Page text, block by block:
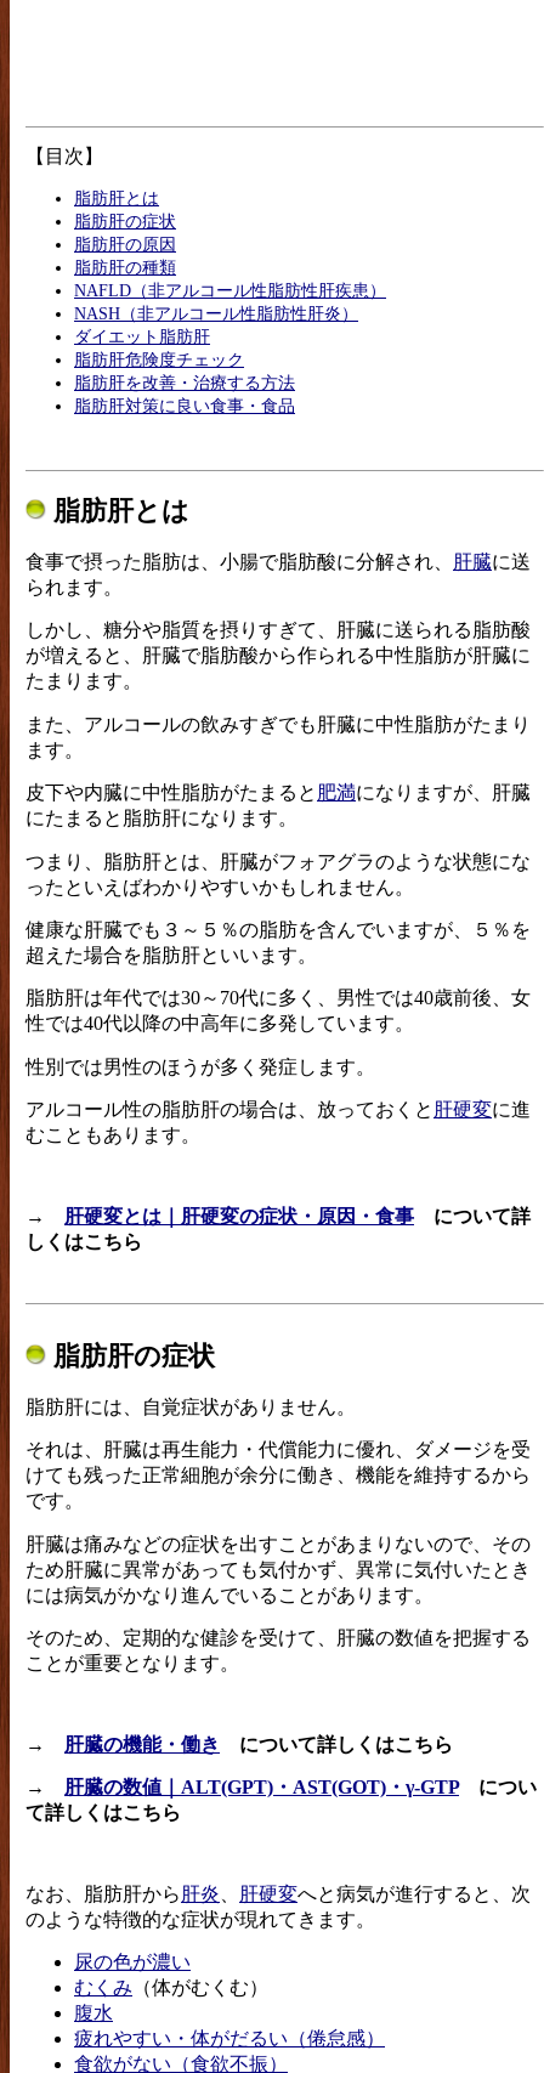
【目次】
脂肪肝とは
脂肪肝の症状
脂肪肝の原因
脂肪肝の種類
NAFLD（非アルコール性脂肪性肝疾患）
NASH（非アルコール性脂肪性肝炎）
ダイエット脂肪肝
脂肪肝危険度チェック
脂肪肝を改善・治療する方法
脂肪肝対策に良い食事・食品
脂肪肝とは
食事で摂った脂肪は、小腸で脂肪酸に分解され、 肝臓に送
られます。
しかし、糖分や脂質を摂りすぎて、肝臓に送られる脂肪酸
が増えると、肝臓で脂肪酸から作られる中性脂肪が肝臓に
たまります。
また、アルコールの飲みすぎでも肝臓に中性脂肪がたまり
ます。
皮下や内臓に中性脂肪がたまると 肥満になりますが、肝臓
にたまると脂肪肝になります。
つまり、脂肪肝とは、肝臓がフォアグラのような状態にな
ったといえばわかりやすいかもしれません。
健康な肝臓でも３～５％の脂肪を含んでいますが、５％を
超えた場合を脂肪肝といいます。
脂肪肝は年代では30～70代に多く、男性では40歳前後、女
性では40代以降の中高年に多発しています。
性別では男性のほうが多く発症します。
アルコール性の脂肪肝の場合は、放っておくと 肝硬変に進
むこともあります。
→ 肝硬変とは｜肝硬変の症状・原因・食事 について詳
しくはこちら
脂肪肝の症状
脂肪肝には、自覚症状がありません。
それは、肝臓は再生能力・代償能力に優れ、ダメージを受
けても残った正常細胞が余分に働き、機能を維持するから
です。
肝臓は痛みなどの症状を出すことがあまりないので、その
ため肝臓に異常があっても気付かず、異常に気付いたとき
には病気がかなり進んでいることがあります。
そのため、定期的な健診を受けて、肝臓の数値を把握する
ことが重要となります。
→ 肝臓の機能・働き について詳しくはこちら
→ 肝臓の数値｜ALT(GPT)・AST(GOT)・γ-GTPについ
て詳しくはこちら
なお、脂肪肝から 肝炎 肝硬変へと病気が進行すると、次
のような特徴的な症状が現れてきます。
尿の色が濃い
むくみ （体がむくむ）
腹水
疲れやすい・体がだるい（倦怠感）
食欲がない（食欲不振）